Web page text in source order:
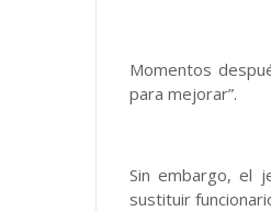
Momentos
para mejorar”.
Sin embargo, el
sustituir